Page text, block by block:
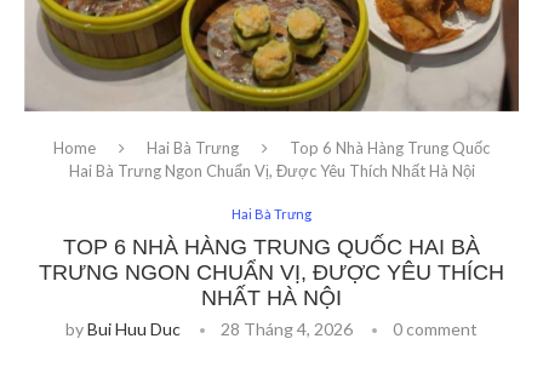
Home Hai Bà Trưng
Top 6 Nhà Hàng Trung Quốc
Hai Bà Trưng Ngon Chuẩn Vị, Được Yêu Thích Nhất Hà Nội
Hai Bà Trưng
TOP 6 NHÀ HÀNG TRUNG QUỐC HAI BÀ
TRƯNG NGON CHUẨN VỊ, ĐƯỢC YÊU THÍCH
NHẤT HÀ NỘI
byBui Huu Duc 28 Tháng 4, 2026 0 comment